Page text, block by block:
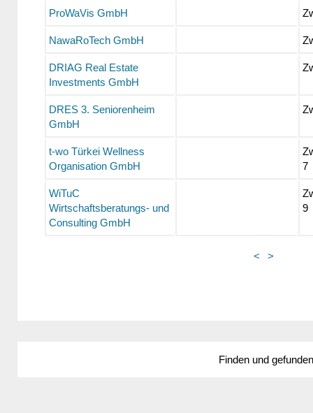
ProWaVis GmbH
NawaRoTech GmbH
DRIAG Real Estate
Investments GmbH
DRES 3. Seniorenheim
GmbH
t-wo Türkei Wellness
Organisation GmbH
7
WiTuC
Wirtschaftsberatungs- und
Consulting GmbH
9
< >
Finden und